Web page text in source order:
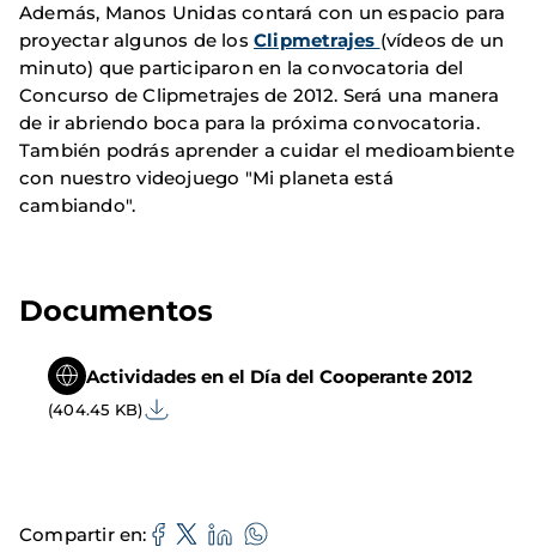
Además, Manos Unidas contará con un espacio para
proyectar algunos de los Clipmetrajes (vídeos de un
minuto) que participaron en la convocatoria del
Concurso de Clipmetrajes de 2012. Será una manera
de ir abriendo boca para la próxima convocatoria.
También podrás aprender a cuidar el medioambiente
con nuestro videojuego "Mi planeta está
cambiando".
Documentos
Actividades en el Día del Cooperante 2012
(404.45 KB)
Compartir en